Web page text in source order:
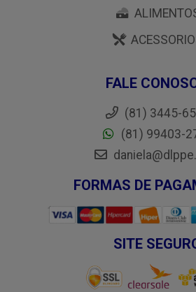
FALE
(81) 3445-
(81) 99403-
FORMAS DE
SITE